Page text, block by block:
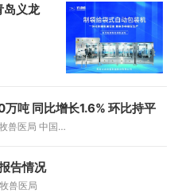
岛义龙
吨 同比增长1.6% 环比持平
农业农村部畜牧兽医局 中国饲料工业协会
告情况
兽医局